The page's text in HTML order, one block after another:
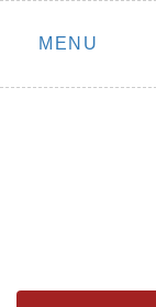
Skip
MENU